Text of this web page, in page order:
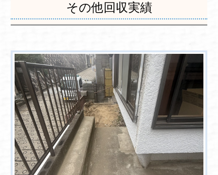
その他回収実績